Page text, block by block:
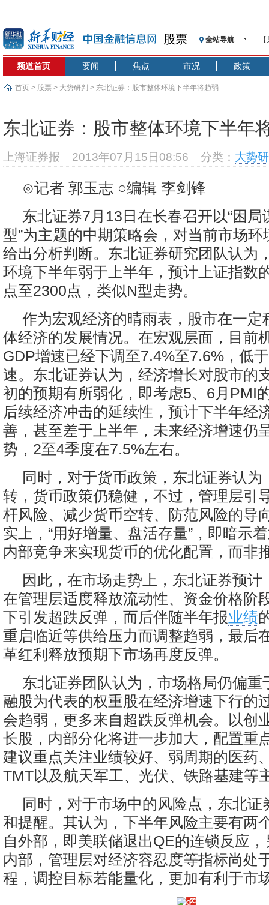
股票 全站导航
记
沥
频道首页 要闻 焦点 市况 政策
首页 > 股票 > 大势研判 > 东北证券：股市整体环境下半年将趋弱
东北证券：股市整体环境下半年
上海证券报 2013年07月15日08:56 分类： 大势
⊙记者 郭玉志 ○编辑 李剑锋
东北证券7月13日在长春召开以“困局
型”为主题的中期策略会，对当前市场
给出分析判断。东北证券研究团队认为
环境下半年弱于上半年，预计上证指数
点至2300点，类似N型走势。
作为宏观经济的晴雨表，股市在一定
体经济的发展情况。在宏观层面，目前
GDP增速已经下调至7.4%至7.6%，低
速。东北证券认为，经济增长对股市的
初的预期有所弱化，即考虑5、6月PMI
后续经济冲击的延续性，预计下半年经
善，甚至差于上半年，未来经济增速仍
势，2至4季度在7.5%左右。
同时，对于货币政策，东北证券认为
转，货币政策仍稳健，不过，管理层引
杆风险、减少货币空转、防范风险的导
实上，“用好增量、盘活存量”，即暗示
内部竞争来实现货币的优化配置，而非
因此，在市场走势上，东北证券预计
在管理层适度释放流动性、资金价格阶
下引发超跌反弹，而后伴随半年报业绩
重启临近等供给压力而调整趋弱，最后
革红利释放预期下市场再度反弹。
东北证券团队认为，市场格局仍偏重
融股为代表的权重股在经济增速下行的
会趋弱，更多来自超跌反弹机会。以创
长股，内部分化将进一步加大，配置重
建议重点关注业绩较好、弱周期的医药
TMT以及航天军工、光伏、铁路基建等
同时，对于市场中的风险点，东北证
和提醒。其认为，下半年风险主要有两
自外部，即美联储退出QE的连锁反应
内部，管理层对经济容忍度等指标尚处
程，调控目标若能量化，更加有利于市